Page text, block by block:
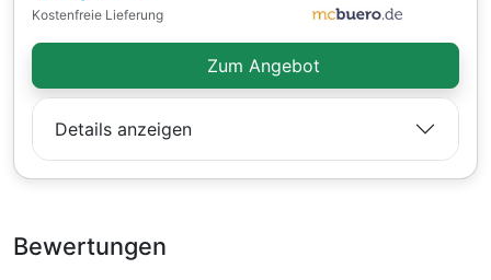
Kostenfreie Lieferung
Zum Angebot
Details anzeigen
Bewertungen